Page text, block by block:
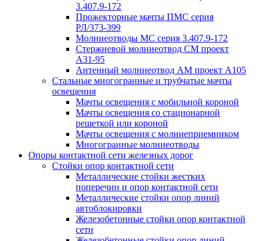
3.407.9-172
Прожекторные мачты ПМС серия
РЛ/373-399
Молниеотводы МС серия 3.407.9-172
Стержневой молниеотвод СМ проект
А31-95
Антенный молниеотвод АМ проект А105
Стальные многогранные и трубчатые мачты
освещения
Мачты освещения с мобильной короной
Мачты освещения со стационарной
решеткой или короной
Мачты освещения с молниеприемником
Многогранные молниеотводы
Опоры контактной сети железных дорог
Стойки опор контактной сети
Металлические стойки жестких
поперечин и опор контактной сети
Металлические стойки опор линий
автоблокировки
Железобетонные стойки опор контактной
сети